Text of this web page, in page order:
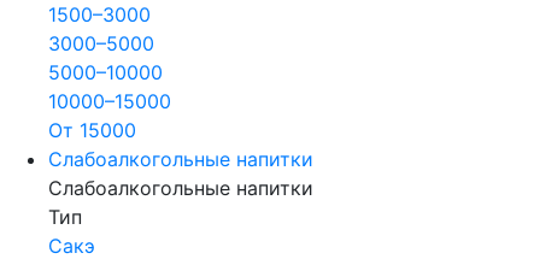
1500–3000
3000–5000
5000–10000
10000–15000
От 15000
Слабоалкогольные напитки
Слабоалкогольные напитки
Тип
Сакэ